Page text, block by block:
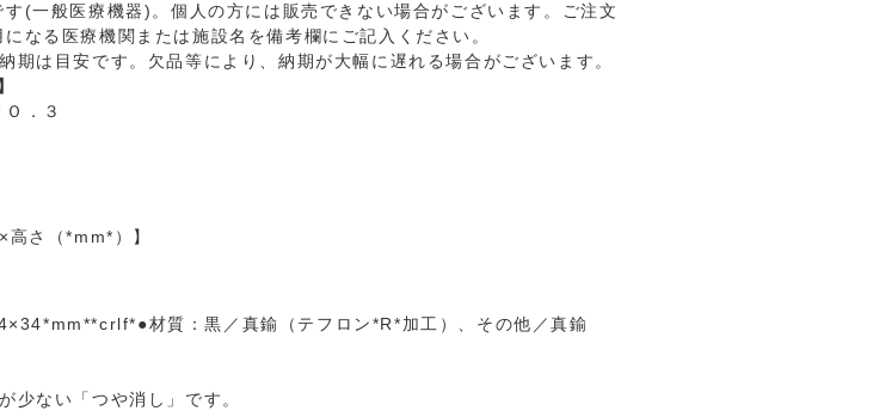
(一般医療機器)。個人の方には販売できない場合がございます。ご注文
なる医療機関または施設名を備考欄にご記入ください。
期は目安です。欠品等により、納期が大幅に遅れる場合がございます。
．３
高さ（*mm*）】
材質：黒／真鍮（テフロン*R*加工）、その他／真鍮
少ない「つや消し」です。